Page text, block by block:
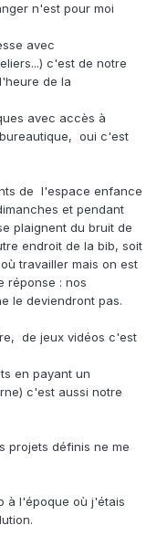
n'est pour moi
avec
c'est de notre
de la
avec accès à
oui c'est
de l'espace enfance
et pendant
plaignent du bruit de
endroit de la bib, soit
travailler mais on est
réponse : nos
le deviendront pas.
de jeux vidéos c'est
en payant un
c'est aussi notre
projets définis ne me
à l'époque où j'étais